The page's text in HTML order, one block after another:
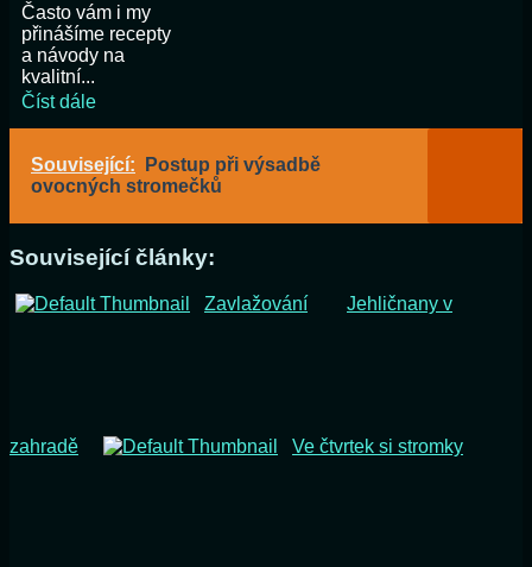
Často vám i my
přinášíme recepty
a návody na
kvalitní...
Číst dále
Související:
Postup při výsadbě
ovocných stromečků
Související články:
Zavlažování Jehličnany v
zahradě Ve čtvrtek si stromky